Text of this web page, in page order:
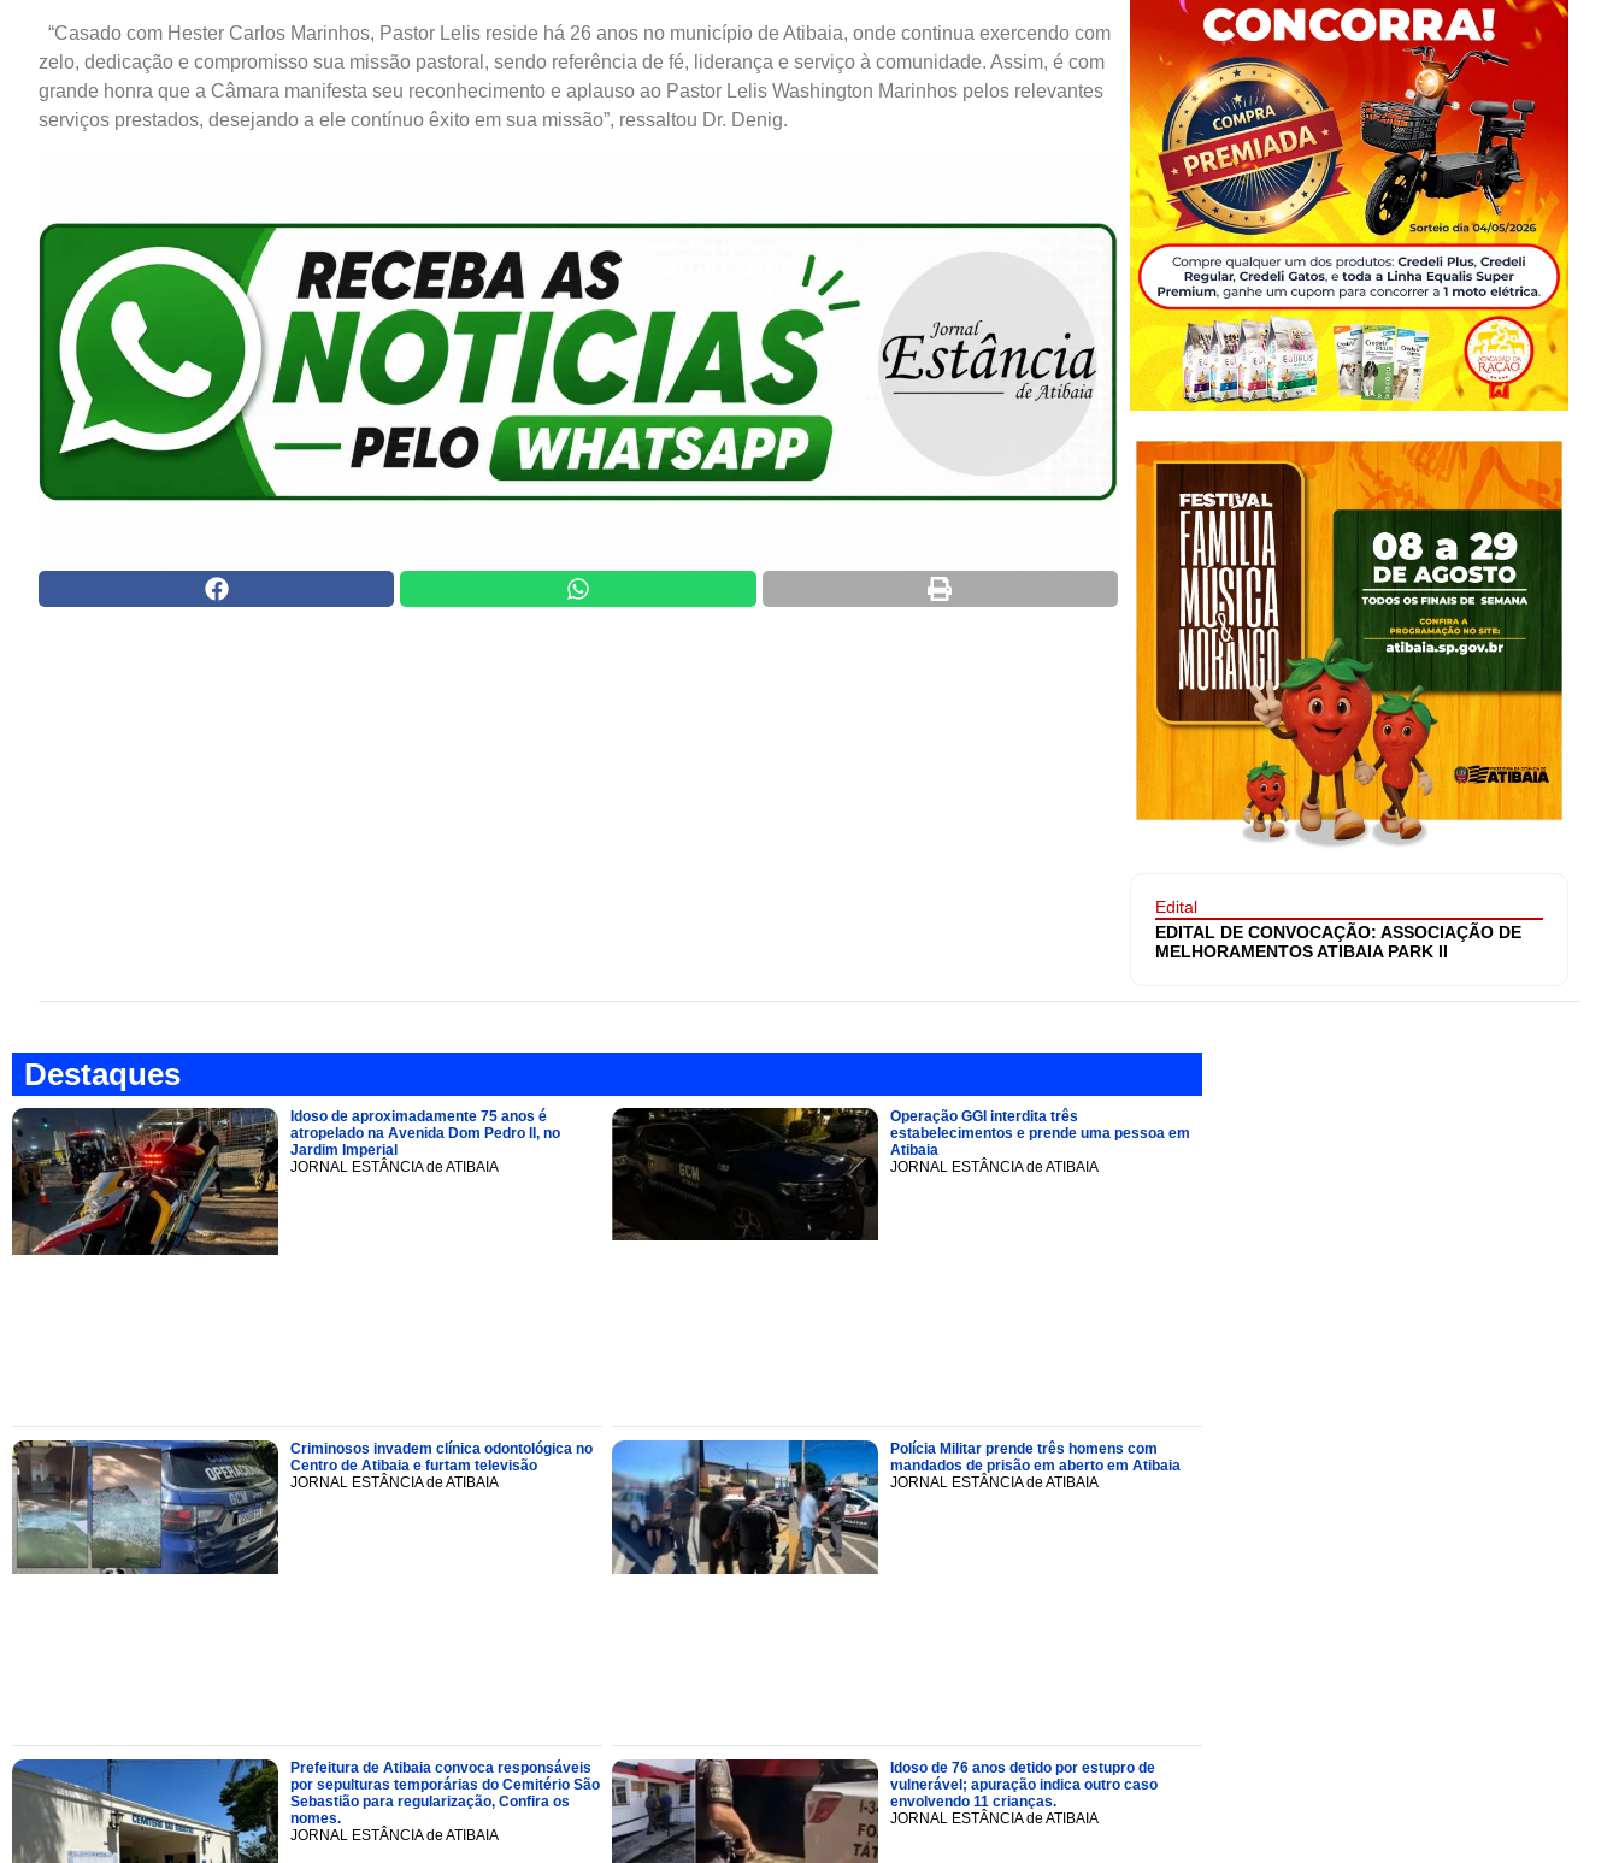
“Casado com Hester Carlos Marinhos, Pastor Lelis reside há 26 anos no município de Atibaia, onde continua exercendo com
zelo, dedicação e compromisso sua missão pastoral, sendo referência de fé, liderança e serviço à comunidade. Assim, é com
grande honra que a Câmara manifesta seu reconhecimento e aplauso ao Pastor Lelis Washington Marinhos pelos relevantes
serviços prestados, desejando a ele contínuo êxito em sua missão”, ressaltou Dr. Denig.
Edital
EDITAL DE CONVOCAÇÃO: ASSOCIAÇÃO DE
MELHORAMENTOS ATIBAIA PARK II
Destaques
Idoso de aproximadamente 75 anos é
atropelado na Avenida Dom Pedro II, no
Jardim Imperial
JORNAL ESTÂNCIA de ATIBAIA
Operação GGI interdita três
estabelecimentos e prende uma pessoa em
Atibaia
JORNAL ESTÂNCIA de ATIBAIA
Criminosos invadem clínica odontológica no
Centro de Atibaia e furtam televisão
JORNAL ESTÂNCIA de ATIBAIA
Polícia Militar prende três homens com
mandados de prisão em aberto em Atibaia
JORNAL ESTÂNCIA de ATIBAIA
Prefeitura de Atibaia convoca responsáveis
por sepulturas temporárias do Cemitério São
Sebastião para regularização, Confira os
nomes.
JORNAL ESTÂNCIA de ATIBAIA
Idoso de 76 anos detido por estupro de
vulnerável; apuração indica outro caso
envolvendo 11 crianças.
JORNAL ESTÂNCIA de ATIBAIA